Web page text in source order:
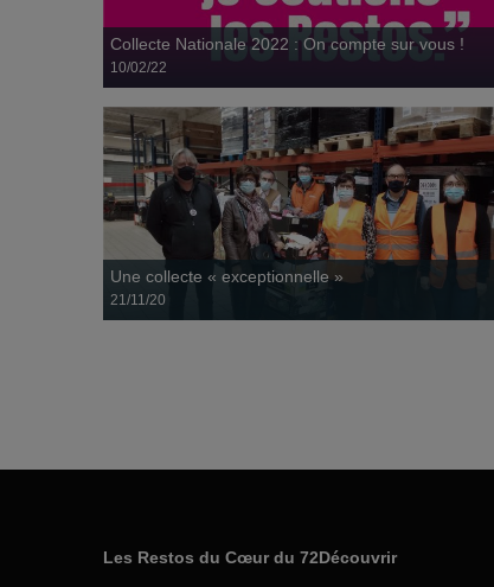
Le 25 juin, les Restos du Cœur ouvrent grand leurs
Venez à notre rencontre !
Collecte Nationale 2022 : On compte sur vous !
10/02/22
Une collecte « exceptionnelle »
21/11/20
Les Restos du Cœur du 72Découvrir